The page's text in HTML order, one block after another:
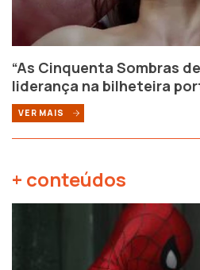
“As Cinquenta Sombras
liderança na bilheteira
VER MAIS
+ conteúdos